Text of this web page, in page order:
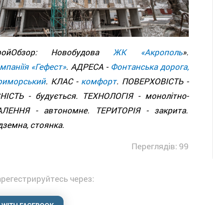
НовобудоваЖК «Акрополь».
«Гефест». АДРЕСА - Фонтанська дорога,
. КЛАС - комфорт. ПОВЕРХОВІСТЬ -
- будується. ТЕХНОЛОГІЯ - монолітно-
- автономне. ТЕРИТОРІЯ - закрита.
стоянка.
Переглядів: 99
через: